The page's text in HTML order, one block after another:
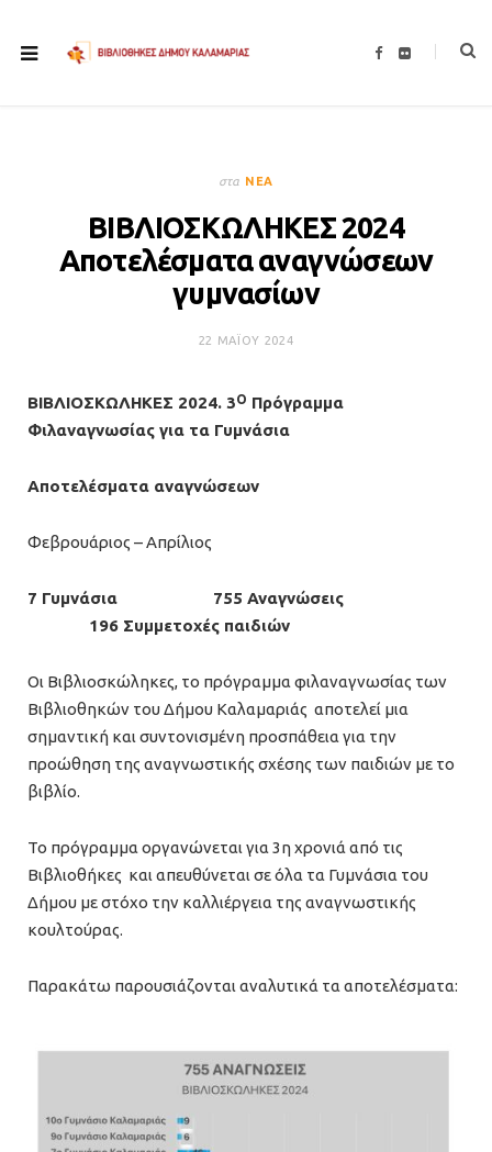
F
F
στα ΝΈΑ
ΒΙΒΛΙΟΣΚΩΛΗΚΕΣ 2024
Αποτελέσματα αναγνώσεων
γυμνασίων
22 ΜΑΪ́ΟΥ 2024
ΒΙΒΛΙΟΣΚΩΛΗΚΕΣ 2024. 3Ο Πρόγραμμα
Φιλαναγνωσίας για τα Γυμνάσια
Αποτελέσματα αναγνώσεων
Φεβρουάριος – Απρίλιος
7 Γυμνάσια
755 Αναγνώσεις
196 Συμμετοχές παιδιών
Οι Βιβλιοσκώληκες, το πρόγραμμα φιλαναγνωσίας των
Βιβλιοθηκών του Δήμου Καλαμαριάς αποτελεί μια
σημαντική και συντονισμένη προσπάθεια για την
προώθηση της αναγνωστικής σχέσης των παιδιών με το
βιβλίο.
Το πρόγραμμα οργανώνεται για 3η χρονιά από τις
Βιβλιοθήκες και απευθύνεται σε όλα τα Γυμνάσια του
Δήμου με στόχο την καλλιέργεια της αναγνωστικής
κουλτούρας.
Παρακάτω παρουσιάζονται αναλυτικά τα αποτελέσματα: